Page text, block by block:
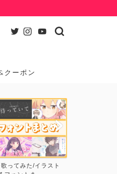
クーポン
スノヨゾラ哨戒班で